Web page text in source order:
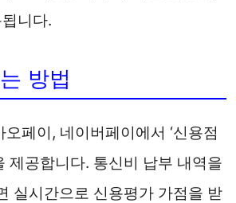
니다.
방법
페이, 네이버페이에서 ‘신용점
제공합니다. 통신비 납부 내역을
실시간으로 신용평가 가점을 받